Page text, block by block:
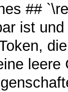
##
ist
leere